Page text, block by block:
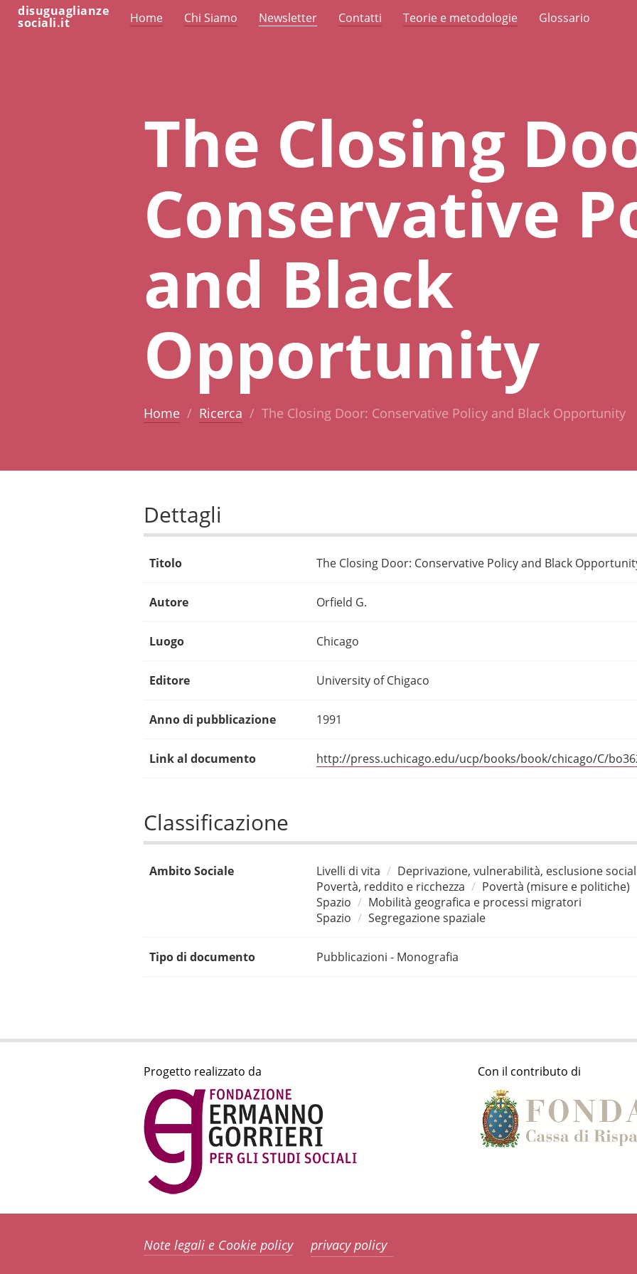
disuguaglianze
sociali.it Home Chi Siamo Newsletter Contatti Teorie e metodologie Glossario
The Closing
Conservative
and Black
Opportunity
Home Ricerca The Closing Door: Conservative Policy and Black Opportunity
Dettagli
Titolo The Closing Door: Conservative Policy and Black
Autore Orfield G.
Luogo Chicago
Editore University of Chigaco
Anno di pubblicazione 1991
Link al documento http://press.uchicago.edu/ucp/books/book/chicago/C/
Classificazione
Ambito Sociale Livelli di vita
Deprivazione, vulnerabilità, esclusione
Povertà, reddito e ricchezza
Povertà (misure e politiche)
Spazio
Mobilità geografica e processi migratori
Spazio
Segregazione spaziale
Tipo di documento Pubblicazioni - Monografia
Progetto realizzato da Con il contributo di
Note legali e Cookie policy privacy policy